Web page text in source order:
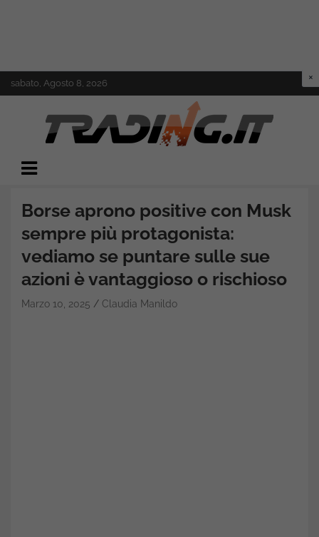
to
sabato, Agosto 8, 2026
Trading.it
Borse aprono positive con Musk
sempre più protagonista:
vediamo se puntare sulle sue
azioni è vantaggioso o rischioso
Marzo 10, 2025 Claudia Manildo